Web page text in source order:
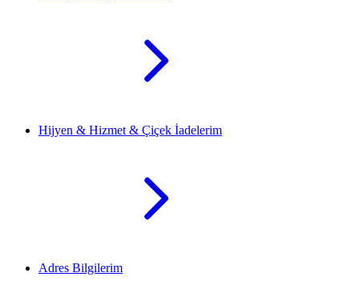
Hijyen & Hizmet & Çiçek İadelerim
Adres Bilgilerim